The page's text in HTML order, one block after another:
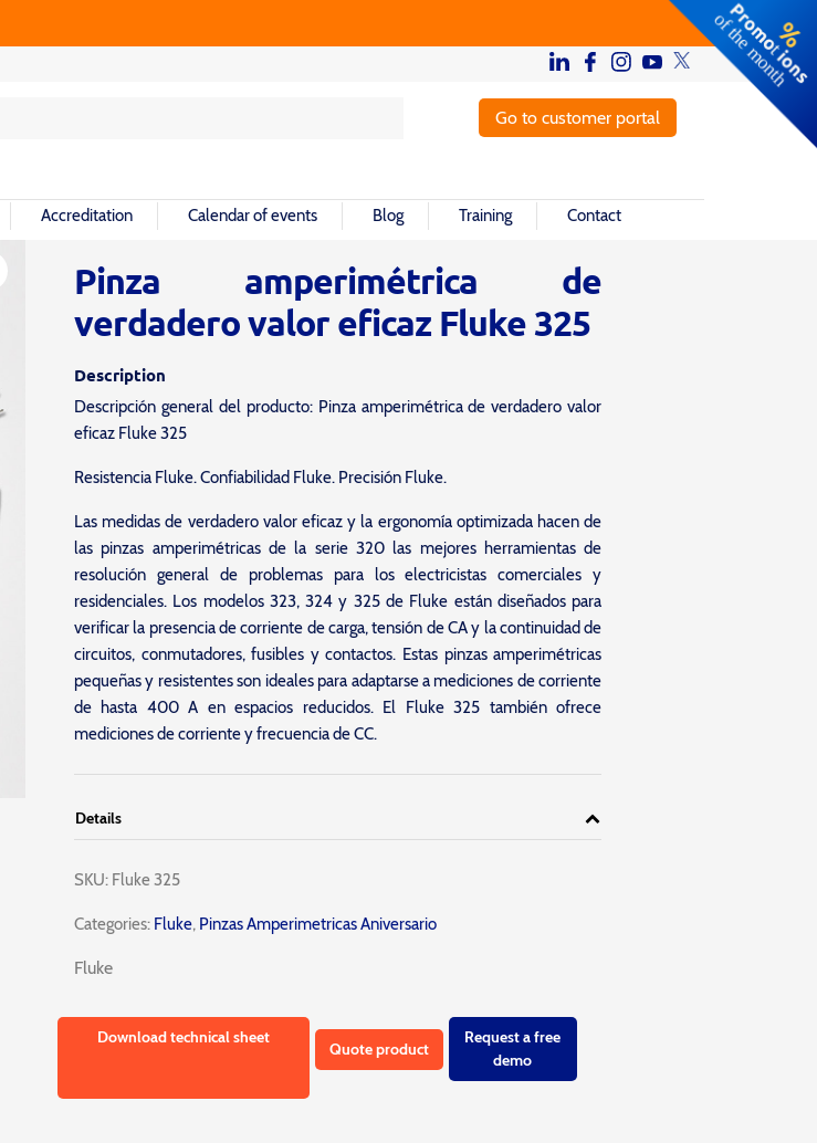
Go to customer portal
Accreditation Calendar of events Blog Training Contact
Pinza amperimétrica de
verdadero valor eficaz Fluke 325
Description
Descripción general del producto: Pinza amperimétrica de verdadero valor
eficaz Fluke 325
Resistencia Fluke. Confiabilidad Fluke. Precisión Fluke.
Las medidas de verdadero valor eficaz y la ergonomía optimizada hacen de
las pinzas amperimétricas de la serie 320 las mejores herramientas de
resolución general de problemas para los electricistas comerciales y
residenciales. Los modelos 323, 324 y 325 de Fluke están diseñados para
verificar la presencia de corriente de carga, tensión de CA y la continuidad de
circuitos, conmutadores, fusibles y contactos. Estas pinzas amperimétricas
pequeñas y resistentes son ideales para adaptarse a mediciones de corriente
de hasta 400 A en espacios reducidos. El Fluke 325 también ofrece
mediciones de corriente y frecuencia de CC.
Details
SKU: Fluke 325
Categories:Fluke, Pinzas Amperimetricas Aniversario
Fluke
Download technical sheet
Quote product
Request a free
demo